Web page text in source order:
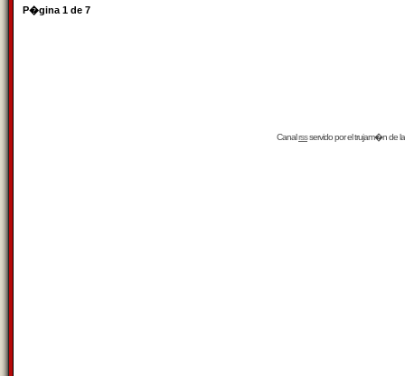
P�gina 1 de 7
Canalrssservido por eltrujam�nde